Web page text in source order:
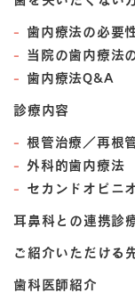
歯内療法の必要
当院の歯内療法
歯内療法Q&A
診療内容
根管治療／再根
外科的歯内療法
セカンドオピニ
耳鼻科との連携診
ご紹介いただける
歯科医師紹介